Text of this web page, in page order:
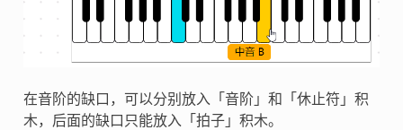
在音阶的缺口，可以分别放入「音阶」和「休止符」积
木，后面的缺口只能放入「拍子」积木。